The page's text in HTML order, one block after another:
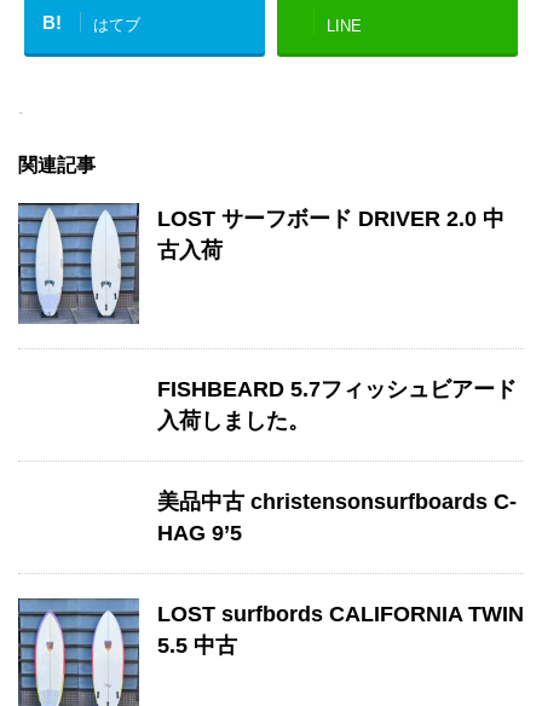
B! はてブ LINE
-
関連記事
LOST サーフボード DRIVER 2.0 中
古入荷
FISHBEARD 5.7フィッシュビアード
入荷しました。
美品中古 christensonsurfboards C-
HAG 9’5
LOST surfbords CALIFORNIA TWIN
5.5 中古